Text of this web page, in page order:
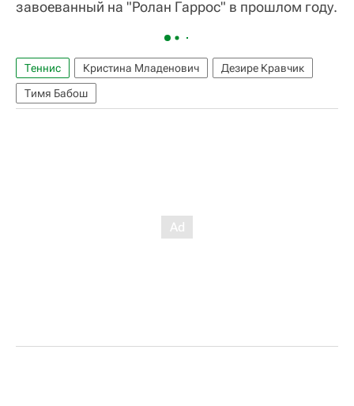
завоеванный на "Ролан Гаррос" в прошлом году.
Теннис Кристина Младенович
Дезире Кравчик
Тимя Бабош